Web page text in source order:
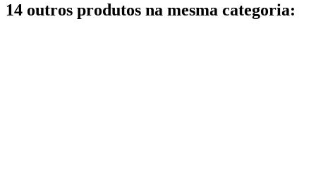
14 outros produtos na mesma categoria: